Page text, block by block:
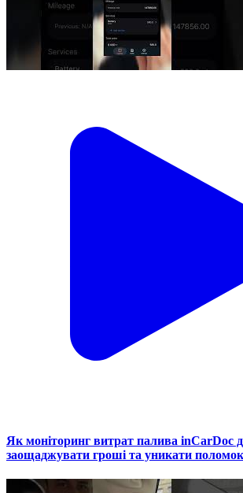
Як моніторинг витрат палива inCarDoc
заощаджувати гроші та уникати поломок